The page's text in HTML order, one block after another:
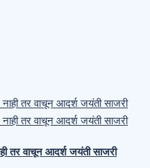
तर वाचून आदर्श जयंती साजरी